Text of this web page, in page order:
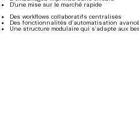
D’une mise sur le marché rapide
Des workflows collaboratifs centralisés
Des fonctionnalités d’automatisation
Une structure modulaire qui s’adapte aux